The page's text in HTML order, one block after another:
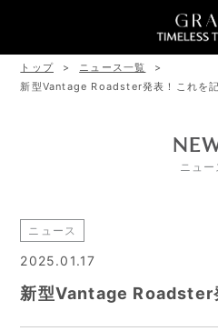
トップ
ニュース一覧
新型Vantage Roadster発表！これを
ニュー
ニュース
2025.01.17
新型Vantage Roadster